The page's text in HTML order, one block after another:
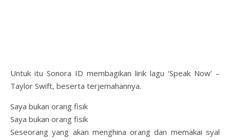
Untuk itu Sonora ID membagikan lirik lagu ‘Speak Now’ –
Taylor Swift, beserta terjemahannya.
Saya bukan orang fisik
Saya bukan orang fisik
Seseorang yang akan menghina orang dan memakai syal